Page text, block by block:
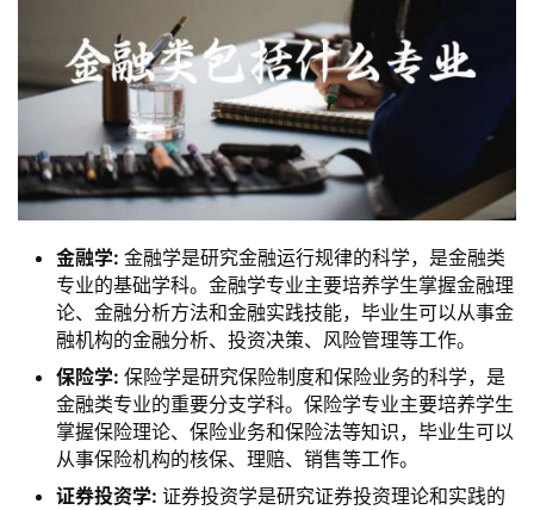
金融学: 金融学是研究金融运行规律的科学，是金融类
专业的基础学科。金融学专业主要培养学生掌握金融理
论、金融分析方法和金融实践技能，毕业生可以从事金
融机构的金融分析、投资决策、风险管理等工作。
保险学: 保险学是研究保险制度和保险业务的科学，是
金融类专业的重要分支学科。保险学专业主要培养学生
掌握保险理论、保险业务和保险法等知识，毕业生可以
从事保险机构的核保、理赔、销售等工作。
证券投资学: 证券投资学是研究证券投资理论和实践的